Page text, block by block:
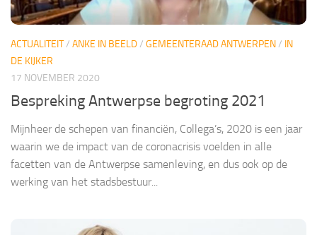
ACTUALITEIT/ ANKE IN BEELD/ GEMEENTERAAD ANTWERPEN/ IN
DE KIJKER
17 NOVEMBER 2020
Bespreking Antwerpse begroting 2021
Mijnheer de schepen van financiën, Collega’s, 2020 is een jaar
waarin we de impact van de coronacrisis voelden in alle
facetten van de Antwerpse samenleving, en dus ook op de
werking van het stadsbestuur...